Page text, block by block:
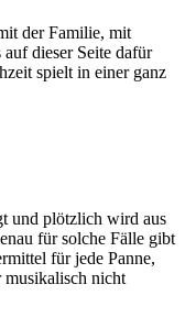
der Familie, mit
dieser Seite dafür
spielt in einer ganz
und plötzlich wird aus
für solche Fälle gibt
für jede Panne,
musikalisch nicht